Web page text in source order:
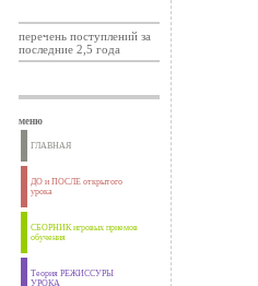
перечень поступлений за
последние 2,5 года
меню
ГЛАВНАЯ
ДО и ПОСЛЕ открытого
урока
СБОРНИК игровых приемов
обучения
Теория РЕЖИССУРЫ
УРОКА